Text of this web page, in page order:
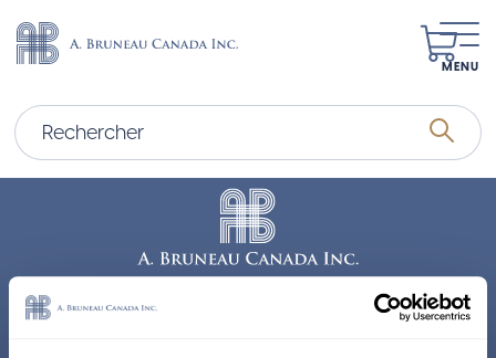
MENU